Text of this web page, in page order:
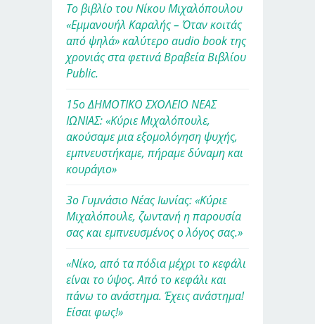
Το βιβλίο του Νίκου Μιχαλόπουλου
«Εμμανουήλ Καραλής – Όταν κοιτάς
από ψηλά» καλύτερο audio book της
χρονιάς στα φετινά Βραβεία Βιβλίου
Public.
15ο ΔΗΜΟΤΙΚΟ ΣΧΟΛΕΙΟ ΝΕΑΣ
ΙΩΝΙΑΣ: «Κύριε Μιχαλόπουλε,
ακούσαμε μια εξομολόγηση ψυχής,
εμπνευστήκαμε, πήραμε δύναμη και
κουράγιο»
3ο Γυμνάσιο Νέας Ιωνίας: «Κύριε
Μιχαλόπουλε, ζωντανή η παρουσία
σας και εμπνευσμένος ο λόγος σας.»
«Νίκο, από τα πόδια μέχρι το κεφάλι
είναι το ύψος. Από το κεφάλι και
πάνω το ανάστημα. Έχεις ανάστημα!
Είσαι φως!»